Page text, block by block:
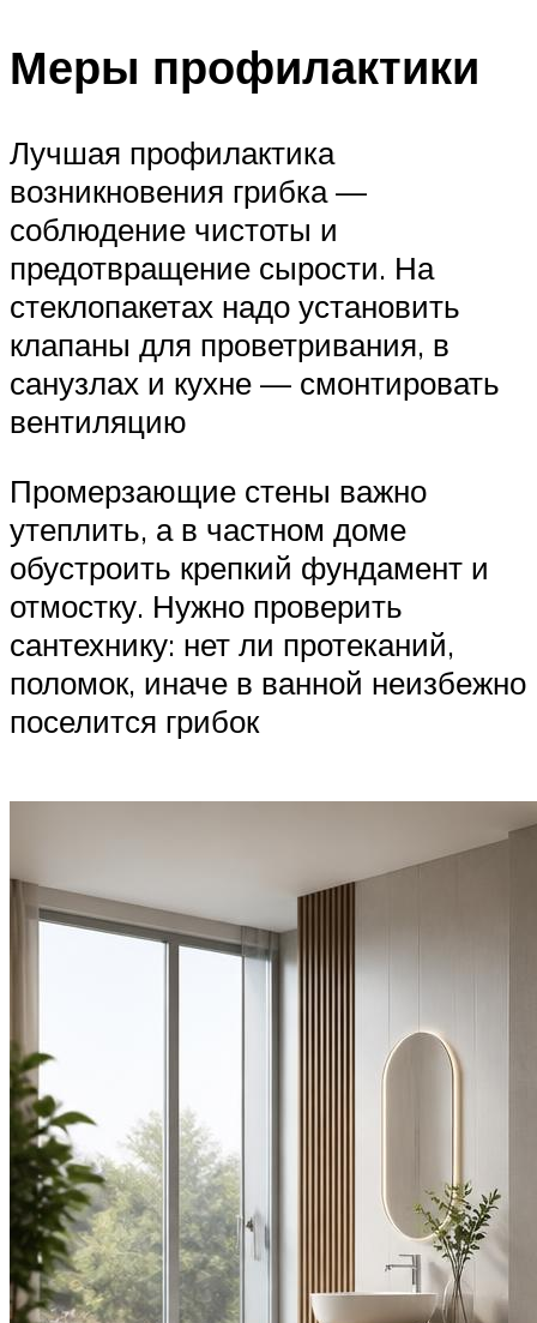
Меры профилактики
Лучшая профилактика
возникновения грибка —
соблюдение чистоты и
предотвращение сырости. На
стеклопакетах надо установить
клапаны для проветривания, в
санузлах и кухне — смонтировать
вентиляцию
Промерзающие стены важно
утеплить, а в частном доме
обустроить крепкий фундамент и
отмостку. Нужно проверить
сантехнику: нет ли протеканий,
поломок, иначе в ванной неизбежно
поселится грибок